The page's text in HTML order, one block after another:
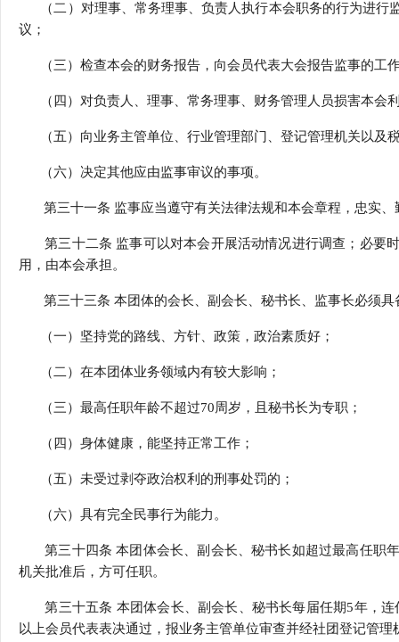
（二）对理事、常务理事、负责人执行本会职务的行为进行
议；
（三）检查本会的财务报告，向会员代表大会报告监事的工
（四）对负责人、理事、常务理事、财务管理人员损害本会
（五）向业务主管单位、行业管理部门、登记管理机关以及
（六）决定其他应由监事审议的事项。
第三十一条 监事应当遵守有关法律法规和本会章程，忠实、
第三十二条 监事可以对本会开展活动情况进行调查；必要
用，由本会承担。
第三十三条 本团体的会长、副会长、秘书长、监事长必须具
（一）坚持党的路线、方针、政策，政治素质好；
（二）在本团体业务领域内有较大影响；
（三）最高任职年龄不超过70周岁，且秘书长为专职；
（四）身体健康，能坚持正常工作；
（五）未受过剥夺政治权利的刑事处罚的；
（六）具有完全民事行为能力。
第三十四条 本团体会长、副会长、秘书长如超过最高任职
机关批准后，方可任职。
第三十五条 本团体会长、副会长、秘书长每届任期5年，连
以上会员代表表决通过，报业务主管单位审查并经社团登记管理